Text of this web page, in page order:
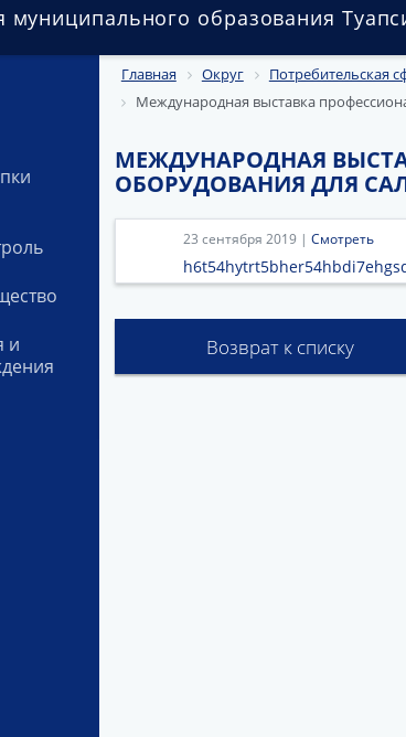
муниципального образования
и
Главная Округ Потребительская
Международная выставка
МЕЖДУНАРОДНАЯ
ОБОРУДОВАНИЯ ДЛЯ
23 сентября 2019 | Смотреть
Возврат к списку